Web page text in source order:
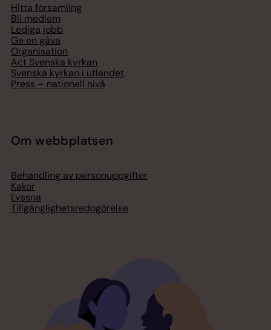
Hitta församling
Bli medlem
Lediga jobb
Ge en gåva
Organisation
Act Svenska kyrkan
Svenska kyrkan i utlandet
Press – nationell nivå
Om webbplatsen
Behandling av personuppgifter
Kakor
Lyssna
Tillgänglighetsredogörelse